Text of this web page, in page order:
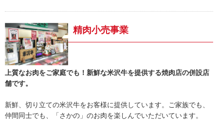
精肉小売事業
上質なお肉をご家庭でも！新鮮な米沢牛を提供する焼肉店の併設店
舗です。
新鮮、切り立ての米沢牛をお客様に提供しています。ご家族でも、
仲間同士でも、「さかの」のお肉を楽しんでいただいています。